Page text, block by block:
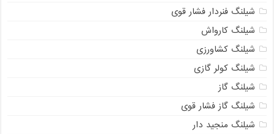
شیلنگ فنردار فشار قوی
شیلنگ کارواش
شیلنگ کشاورزی
شیلنگ کولر گازی
شیلنگ گاز
شیلنگ گاز فشار قوی
شیلنگ منجید دار